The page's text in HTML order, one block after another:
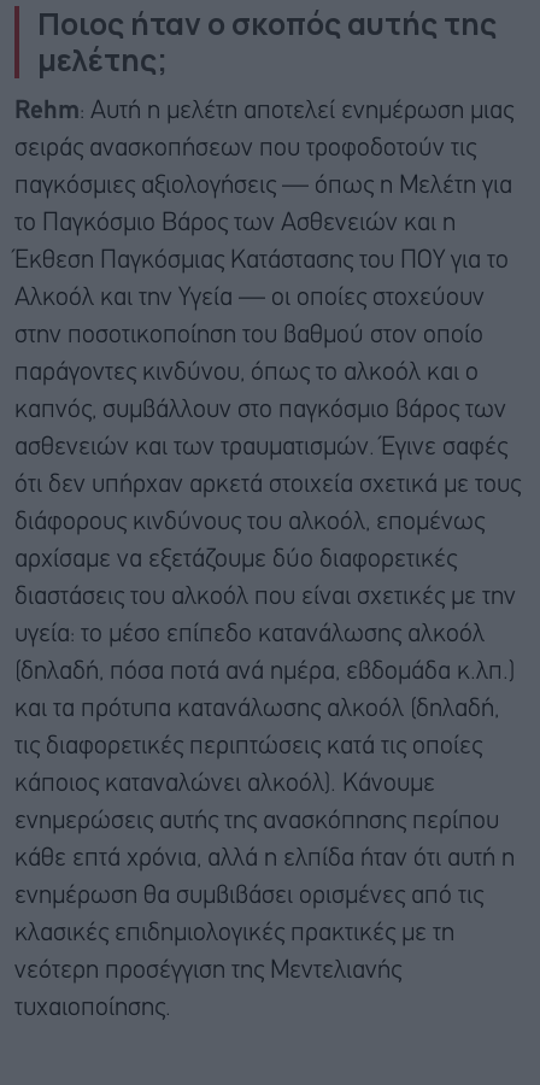
Ποιος ήταν ο σκοπός αυτής της
μελέτης;
Rehm: Αυτή η μελέτη αποτελεί ενημέρωση μιας
σειράς ανασκοπήσεων που τροφοδοτούν τις
παγκόσμιες αξιολογήσεις — όπως η Μελέτη για
το Παγκόσμιο Βάρος των Ασθενειών και η
Έκθεση Παγκόσμιας Κατάστασης του ΠΟΥ για το
Αλκοόλ και την Υγεία — οι οποίες στοχεύουν
στην ποσοτικοποίηση του βαθμού στον οποίο
παράγοντες κινδύνου, όπως το αλκοόλ και ο
καπνός, συμβάλλουν στο παγκόσμιο βάρος των
ασθενειών και των τραυματισμών. Έγινε σαφές
ότι δεν υπήρχαν αρκετά στοιχεία σχετικά με τους
διάφορους κινδύνους του αλκοόλ, επομένως
αρχίσαμε να εξετάζουμε δύο διαφορετικές
διαστάσεις του αλκοόλ που είναι σχετικές με την
υγεία: το μέσο επίπεδο κατανάλωσης αλκοόλ
(δηλαδή, πόσα ποτά ανά ημέρα, εβδομάδα κ.λπ.)
και τα πρότυπα κατανάλωσης αλκοόλ (δηλαδή,
τις διαφορετικές περιπτώσεις κατά τις οποίες
κάποιος καταναλώνει αλκοόλ). Κάνουμε
ενημερώσεις αυτής της ανασκόπησης περίπου
κάθε επτά χρόνια, αλλά η ελπίδα ήταν ότι αυτή η
ενημέρωση θα συμβιβάσει ορισμένες από τις
κλασικές επιδημιολογικές πρακτικές με τη
νεότερη προσέγγιση της Μεντελιανής
τυχαιοποίησης.